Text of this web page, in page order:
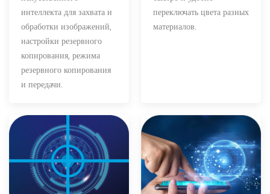
интеллекта для захвата и
обработки изображений,
настройки резервного
копирования, режима
резервного копирования
и передачи.
переключать цвета разных
материалов.